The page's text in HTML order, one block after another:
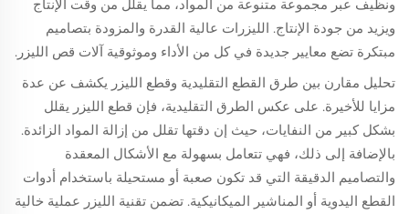
ونظيف عبر مجموعة متنوعة من المواد، مما يقلل من وقت الإنتاج
ويزيد من جودة الإنتاج. الليزرات عالية القدرة والمزودة بتصاميم
مبتكرة تضع معايير جديدة في كل من الأداء وموثوقية آلات قص الليزر.
تحليل مقارن بين طرق القطع التقليدية وقطع الليزر يكشف عن عدة
مزايا للأخيرة. على عكس الطرق التقليدية، فإن قطع الليزر يقلل
بشكل كبير من النفايات، حيث إن دقتها تقلل من إزالة المواد الزائدة.
بالإضافة إلى ذلك، فهي تتعامل بسهولة مع الأشكال المعقدة
والتصاميم الدقيقة التي قد تكون صعبة أو مستحيلة باستخدام أدوات
القطع اليدوية أو المناشير الميكانيكية. تضمن تقنية الليزر عملية خالية